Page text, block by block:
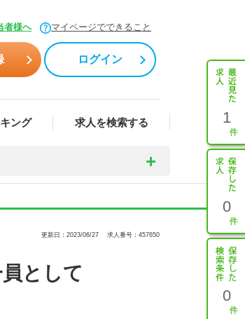
者様へ マイページでできること
ログイン
ング 求人を検索する 1
0
0
更新日：2023/06/27 求人番号：457650
として